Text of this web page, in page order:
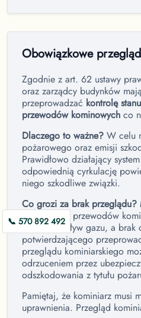
📞 570 892 492
Obowiązkowe
Zgodnie z art. 62 ustawy
oraz zarządcy budynków
przeprowadzać kontrolę
przewodów kominowych co
Dlaczego to ważne? W celu
pożarowego oraz emisji
Prawidłowo działający
odpowiednią cyrkulację
niego szkodliwe związki.
Co grozi za brak przeglądu?
niedrożnych przewodów
odcięty dopływ gazu, a brak
potwierdzającego
przeglądu kominiarskiego
odrzuceniem przez
odszkodowania z tytułu
Pamiętaj, że kominiarz musi
uprawnienia. Przegląd